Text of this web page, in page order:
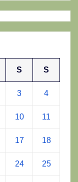
S S
3 4
10 11
17 18
24 25